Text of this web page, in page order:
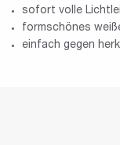
sofort volle
formschönes
einfach gegen